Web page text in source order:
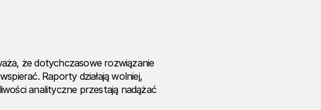
że dotychczasowe rozwiązanie
Raporty działają wolniej,
analityczne przestają nadążać